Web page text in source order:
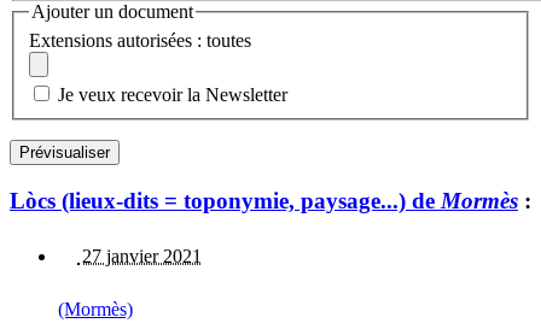
Ajouter un document
Extensions autorisées : toutes
Je veux recevoir la Newsletter
Lòcs (lieux-dits = toponymie, paysage...) de Mormès :
27 janvier 2021
(Mormès)